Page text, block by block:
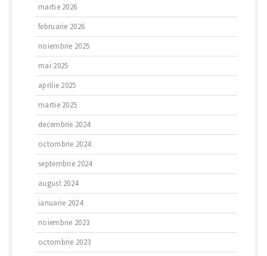
martie 2026
februarie 2026
noiembrie 2025
mai 2025
aprilie 2025
martie 2025
decembrie 2024
octombrie 2024
septembrie 2024
august 2024
ianuarie 2024
noiembrie 2023
octombrie 2023